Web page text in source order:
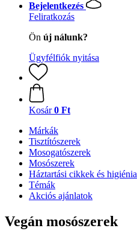
Bejelentkezés
Feliratkozás
Ön új nálunk?
Ügyfélfiók nyitása
Kosár 0 Ft
Márkák
Tisztítószerek
Mosogatószerek
Mosószerek
Háztartási cikkek és higiénia
Témák
Akciós ajánlatok
Vegán mosószerek